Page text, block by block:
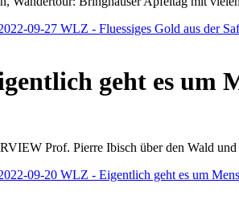
09-27 WLZ - Fluessiges Gold aus der
geht es um
Prof. Pierre Ibisch über den Wald
09-20 WLZ - Eigentlich geht es um